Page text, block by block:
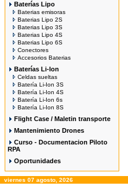
Baterías Lipo
Baterias emisoras
Baterias Lipo 2S
Baterias Lipo 3S
Baterias Lipo 4S
Baterias Lipo 6S
Conectores
Accesorios Baterias
Baterías Li-Ion
Celdas sueltas
Batería Li-Ion 3S
Batería Li-Ion 4S
Batería Li-Ion 6s
Batería Li-Ion 8S
Flight Case / Maletin transporte
Mantenimiento Drones
Curso - Documentacion Piloto
RPA
Oportunidades
viernes 07 agosto, 2026